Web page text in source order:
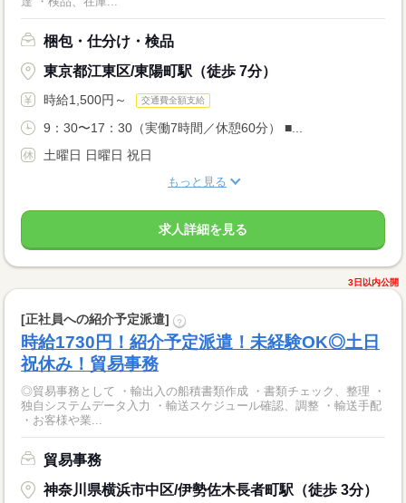
梱包・仕分け・検品
東京都江東区/東陽町駅（徒歩 7分）
時給1,500円～ 交通費全額支給
9：30〜17：30（実働7時間／休憩60分） ■...
土曜日 日曜日 祝日
もっと見る
求人詳細を見る
3日以内公開
[正社員への紹介予定派遣] ?
時給1730円！紹介予定派遣！未経験OK◎土日
祝休み！貿易事務
◎貿易事務として ・輸出入の船積書類作成 ・書類チェック、整理 ・
独自システムデータ入力 ・輸送スケジュール確認、調整 ・輸送手配
・お客様や業...
貿易事務
神奈川県横浜市中区/伊勢佐木長者町駅（徒歩 3分）